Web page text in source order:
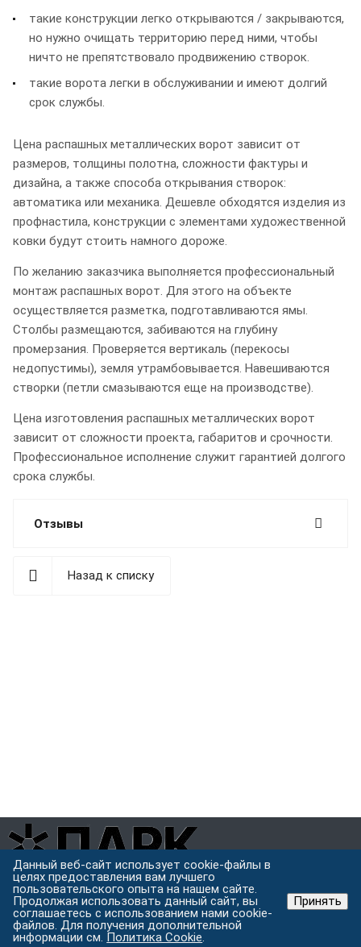
такие конструкции легко открываются / закрываются,
но нужно очищать территорию перед ними, чтобы
ничто не препятствовало продвижению створок.
такие ворота легки в обслуживании и имеют долгий
срок службы.
Цена распашных металлических ворот зависит от
размеров, толщины полотна, сложности фактуры и
дизайна, а также способа открывания створок:
автоматика или механика. Дешевле обходятся изделия из
профнастила, конструкции с элементами художественной
ковки будут стоить намного дороже.
По желанию заказчика выполняется профессиональный
монтаж распашных ворот. Для этого на объекте
осуществляется разметка, подготавливаются ямы.
Столбы размещаются, забиваются на глубину
промерзания. Проверяется вертикаль (перекосы
недопустимы), земля утрамбовывается. Навешиваются
створки (петли смазываются еще на производстве).
Цена изготовления распашных металлических ворот
зависит от сложности проекта, габаритов и срочности.
Профессиональное исполнение служит гарантией долгого
срока службы.
Отзывы
Назад к списку
Завод металлоконструкций полного цикла в Хабаровске.
Проектируем, режем, варим и защищаем металл под одной
крышей.
Хабаровск, ул. Строительная 24 с.5
Данный веб-сайт использует cookie-файлы в
целях предоставления вам лучшего
пользовательского опыта на нашем сайте.
Продолжая использовать данный сайт, вы
соглашаетесь с использованием нами cookie-
файлов. Для получения дополнительной
информации см. Политика Cookie.
Принять